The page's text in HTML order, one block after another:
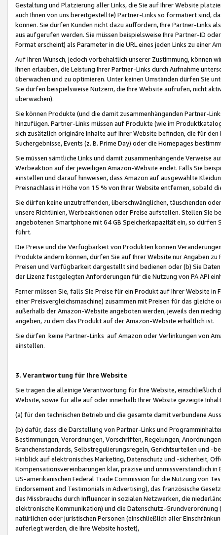
Gestaltung und Platzierung aller Links, die Sie auf Ihrer Website
auch Ihnen von uns bereitgestellte) Partner-Links so formatiert sind,
können. Sie dürfen Kunden nicht dazu auffordern, Ihre Partner-Links
aus aufgerufen werden. Sie müssen beispielsweise Ihre Partner-ID
Format erscheint) als Parameter in die URL eines jeden Links zu einer
Auf Ihren Wunsch, jedoch vorbehaltlich unserer Zustimmung, können
Ihnen erlauben, die Leistung Ihrer Partner-Links durch Aufnahme
überwachen und zu optimieren. Unter keinen Umständen dürfen Sie
Sie dürfen beispielsweise Nutzern, die Ihre Website aufrufen, nicht
überwachen).
Sie können Produkte (und die damit zusammenhängenden Partner-
hinzufügen. Partner-Links müssen auf Produkte (wie im
sich zusätzlich originäre Inhalte auf Ihrer Website befinden, die für
Suchergebnisse, Events (z. B. Prime Day) oder die Homepages
Sie müssen sämtliche Links und damit zusammenhängende
Werbeaktion auf der jeweiligen Amazon-Website endet. Falls Sie
einstellen und darauf hinweisen, dass Amazon auf ausgewählte
Preisnachlass in Höhe von 15 % von Ihrer Website entfernen, sobald
Sie dürfen keine unzutreffenden, überschwänglichen, täuschenden
unsere Richtlinien, Werbeaktionen oder Preise aufstellen. Stellen Sie
angebotenen Smartphone mit 64 GB Speicherkapazität ein, so dürfen
führt.
Die Preise und die Verfügbarkeit von Produkten können
Produkte ändern können, dürfen Sie auf Ihrer Website nur Angaben
Preisen und Verfügbarkeit dargestellt sind bedienen oder (b) Sie
der Lizenz festgelegten Anforderungen für die Nutzung von PA API
Ferner müssen Sie, falls Sie Preise für ein Produkt auf Ihrer Website
einer Preisvergleichsmaschine) zusammen mit Preisen für das
außerhalb der Amazon-Website angeboten werden, jeweils den
angeben, zu dem das Produkt auf der Amazon-Website erhältlich ist.
Sie dürfen keine Partner-Links auf Amazon oder Verlinkungen von
einstellen.
3. Verantwortung für Ihre Website
Sie tragen die alleinige Verantwortung für Ihre Website,
Website, sowie für alle auf oder innerhalb Ihrer Website gezeigte
(a) für den technischen Betrieb und die gesamte damit verbundene
(b) dafür, dass die Darstellung von Partner-Links und
Bestimmungen, Verordnungen, Vorschriften, Regelungen,
Branchenstandards, Selbstregulierungsregeln, Gerichtsurteilen und -
Hinblick auf elektronisches Marketing, Datenschutz und -sicherheit,
Kompensationsvereinbarungen klar, präzise und unmissverständlich
US-amerikanischen Federal Trade Commission für die Nutzung von
Endorsement and Testimonials in Advertising), das französische
des Missbrauchs durch Influencer in sozialen Netzwerken, die
elektronische Kommunikation) und die Datenschutz-
natürlichen oder juristischen Personen (einschließlich aller
auferlegt werden, die Ihre Website hostet),